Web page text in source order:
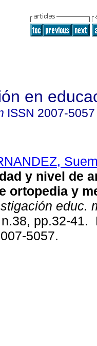
en
ISSN 2007-5057
y nivel de
ortopedia y
educ.
pp.32-41.
5057.